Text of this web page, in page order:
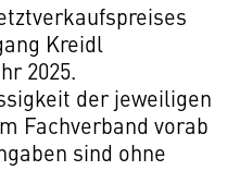
Kreidl
2025.
der jeweiligen
Fachverband vorab
sind ohne